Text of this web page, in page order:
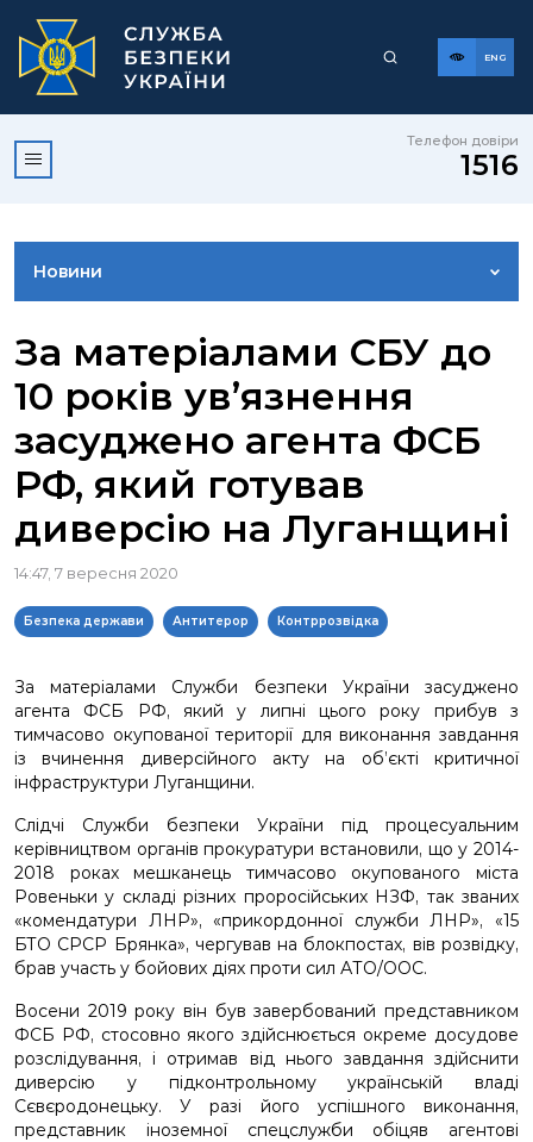
ENG
Телефон довіри
1516
Новини
ВІДЕОГАЛЕРЕЯ
КОНТАКТИ ПРЕСЦЕНТРУ
За матеріалами СБУ до
10 років ув’язнення
засуджено агента ФСБ
РФ, який готував
диверсію на Луганщині
14:47, 7 вересня 2020
Безпека держави Антитерор Контррозвідка
За матеріалами Служби безпеки України засуджено
агента ФСБ РФ, який у липні цього року прибув з
тимчасово окупованої території для виконання завдання
із вчинення диверсійного акту на об’єкті критичної
інфраструктури Луганщини.
Слідчі Служби безпеки України під процесуальним
керівництвом органів прокуратури встановили, що у 2014-
2018 роках мешканець тимчасово окупованого міста
Ровеньки у складі різних проросійських НЗФ, так званих
«комендатури ЛНР», «прикордонної служби ЛНР», «15
БТО СРСР Брянка», чергував на блокпостах, вів розвідку,
брав участь у бойових діях проти сил АТО/ООС.
Восени 2019 року він був завербований представником
ФСБ РФ, стосовно якого здійснюється окреме досудове
розслідування, і отримав від нього завдання здійснити
диверсію у підконтрольному українській владі
Сєвєродонецьку. У разі його успішного виконання,
представник іноземної спецслужби обіцяв агентові